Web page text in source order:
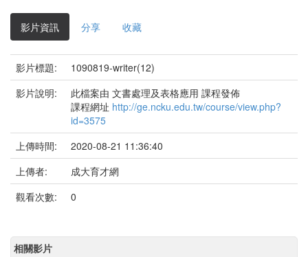
影片資訊 分享 收藏
影片標題:
1090819-writer(12)
影片說明:
此檔案由 文書處理及表格應用 課程發佈
課程網址 http://ge.ncku.edu.tw/course/view.php?
id=3575
上傳時間:
2020-08-21 11:36:40
上傳者:
成大育才網
觀看次數:
0
相關影片